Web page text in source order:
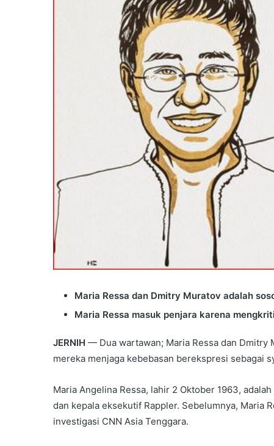
Maria Ressa dan Dmitry Muratov adalah
Maria Ressa masuk penjara karena
JERNIH — Dua wartawan; Maria Ressa dan Dmitry
mereka menjaga kebebasan berekspresi sebagai
Maria Angelina Ressa, lahir 2 Oktober 1963,
dan kepala eksekutif Rappler. Sebelumnya, Maria
investigasi CNN Asia Tenggara.